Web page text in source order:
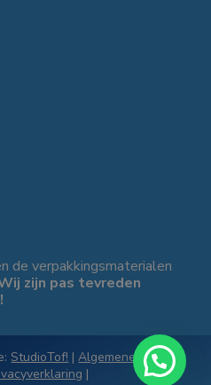
de verpakkingsmaterialen
zijn pas tevreden
StudioTof! |Algemene
|